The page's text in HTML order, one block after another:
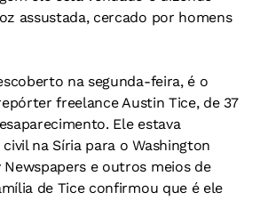
assustada, cercado por homens
na segunda-feira, é o
freelance Austin Tice, de 37
Ele estava
na Síria para o Washington
e outros meios de
de Tice confirmou que é ele